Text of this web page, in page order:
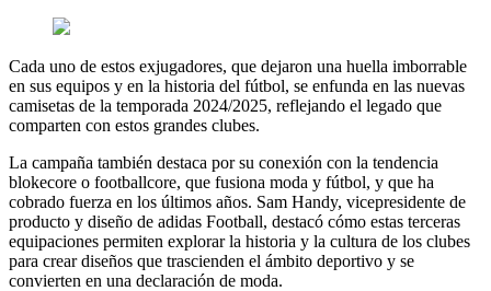
Cada uno de estos exjugadores, que dejaron una huella imborrable
en sus equipos y en la historia del fútbol, se enfunda en las nuevas
camisetas de la temporada 2024/2025, reflejando el legado que
comparten con estos grandes clubes.
La campaña también destaca por su conexión con la tendencia
blokecore o footballcore, que fusiona moda y fútbol, y que ha
cobrado fuerza en los últimos años. Sam Handy, vicepresidente de
producto y diseño de adidas Football, destacó cómo estas terceras
equipaciones permiten explorar la historia y la cultura de los clubes
para crear diseños que trascienden el ámbito deportivo y se
convierten en una declaración de moda.